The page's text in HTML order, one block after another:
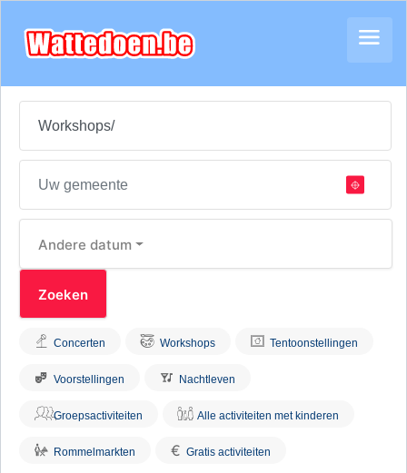
Andere datum
Concerten Workshops Tentoonstellingen
Voorstellingen Nachtleven
Groepsactiviteiten Alle activiteiten met kinderen
Rommelmarkten € Gratis activiteiten